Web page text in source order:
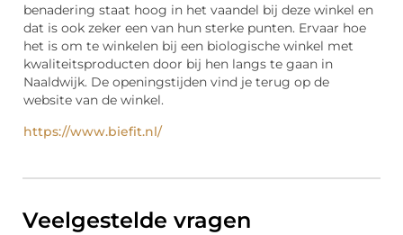
benadering staat hoog in het vaandel bij deze winkel en
dat is ook zeker een van hun sterke punten. Ervaar hoe
het is om te winkelen bij een biologische winkel met
kwaliteitsproducten door bij hen langs te gaan in
Naaldwijk. De openingstijden vind je terug op de
website van de winkel.
https://www.biefit.nl/
Veelgestelde vragen